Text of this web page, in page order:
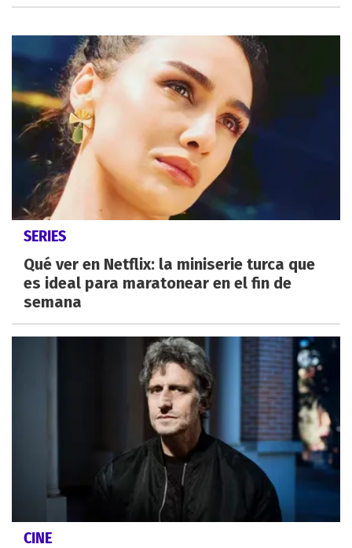
SERIES
Qué ver en Netflix: la miniserie turca que
es ideal para maratonear en el fin de
semana
CINE